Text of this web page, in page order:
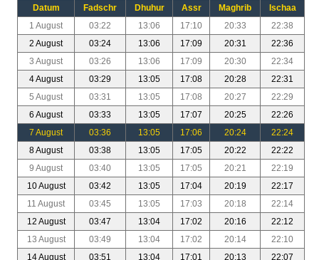
Datum Fadschr Dhuhur Assr Maghrib
Ischaa
1 August
03:22 13:06 17:10 20:33
22:38
2 August
03:24 13:06 17:09 20:31
22:36
3 August
03:26 13:06 17:09 20:30
22:34
4 August
03:29 13:05 17:08 20:28
22:31
5 August
03:31 13:05 17:08 20:27
22:29
6 August
03:33 13:05 17:07 20:25
22:26
7 August
03:36 13:05 17:06 20:24
22:24
8 August
03:38 13:05 17:05 20:22
22:22
9 August
03:40 13:05 17:05 20:21
22:19
10 August
03:42 13:05 17:04 20:19
22:17
11 August
03:45 13:05 17:03 20:18
22:14
12 August
03:47 13:04 17:02 20:16
22:12
13 August
03:49 13:04 17:02 20:14
22:10
14 August
03:51 13:04 17:01 20:13 22:07